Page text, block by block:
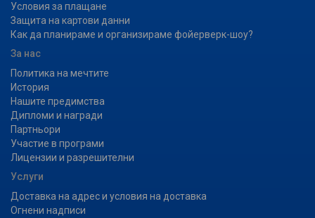
Условия за плащане
Защита на картови данни
Как да планираме и организираме фойерверк-шоу?
За нас
Политика на мечтите
История
Нашите предимства
Дипломи и награди
Партньори
Участие в програми
Лицензии и разрешителни
Услуги
Доставка на адрес и условия на доставка
Огнени надписи